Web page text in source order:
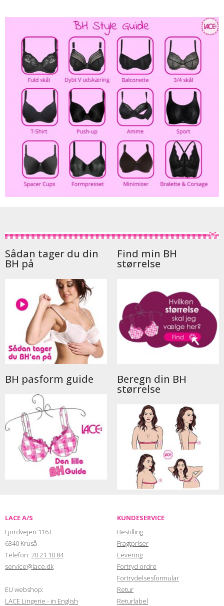
Sådan tager du din
BH på
Find min BH
størrelse
BH pasform guide Beregn din BH
størrelse
LACE A/S
Fjordvejen 116 E
6340 Kruså
Telefon: 70 21 10 84
service@lace.dk
EU webshop:
LACE Lingerie - in English
KUNDESERVICE
Bestilling
Fragtpriser
Levering
Fortryd ordre
Fortrydelsesformular
Retur
Returlabel